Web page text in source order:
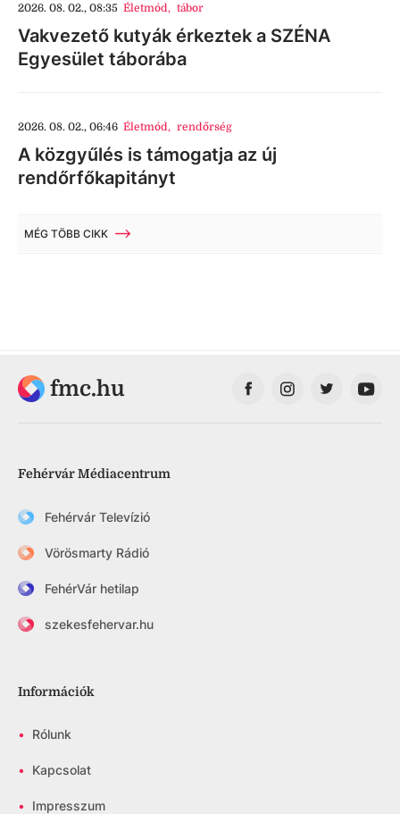
2026. 08. 02., 08:35 Életmód, tábor
Vakvezető kutyák érkeztek a SZÉNA
Egyesület táborába
2026. 08. 02., 06:46 Életmód, rendőrség
A közgyűlés is támogatja az új
rendőrfőkapitányt
MÉG TÖBB CIKK
fmc.hu
Fehérvár Médiacentrum
Fehérvár Televízió
Vörösmarty Rádió
FehérVár hetilap
szekesfehervar.hu
Információk
• Rólunk
• Kapcsolat
• Impresszum